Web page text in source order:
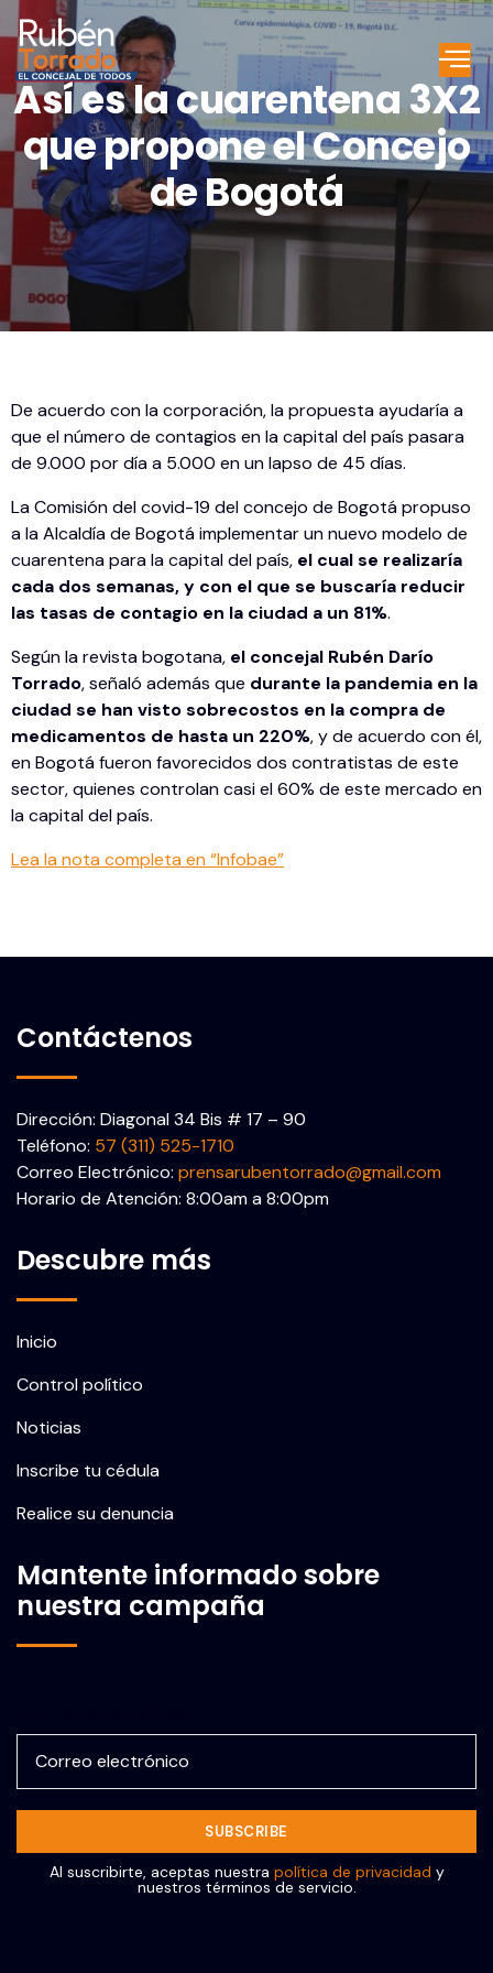
Así es la cuarentena 3X2
que propone el Concejo
de Bogotá
De acuerdo con la corporación, la propuesta ayudaría a
que el número de contagios en la capital del país pasara
de 9.000 por día a 5.000 en un lapso de 45 días.
La Comisión del covid-19 del concejo de Bogotá propuso
a la Alcaldía de Bogotá implementar un nuevo modelo de
cuarentena para la capital del país, el cual se realizaría
cada dos semanas, y con el que se buscaría reducir
las tasas de contagio en la ciudad a un 81%.
Según la revista bogotana, el concejal Rubén Darío
Torrado, señaló además que durante la pandemia en la
ciudad se han visto sobrecostos en la compra de
medicamentos de hasta un 220%, y de acuerdo con él,
en Bogotá fueron favorecidos dos contratistas de este
sector, quienes controlan casi el 60% de este mercado en
la capital del país.
Lea la nota completa en “Infobae”
Contáctenos
Dirección: Diagonal 34 Bis # 17 – 90
Teléfono: 57 (311) 525-1710
Correo Electrónico: prensarubentorrado@gmail.com
Horario de Atención: 8:00am a 8:00pm
Descubre más
Inicio
Control político
Noticias
Inscribe tu cédula
Realice su denuncia
Mantente informado sobre
nuestra campaña
Al suscribirte, aceptas nuestra política de privacidad y
nuestros términos de servicio.